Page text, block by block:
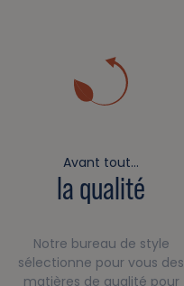
Avant tout…
la qualité
Notre bureau de style
sélectionne pour vous des
matières de qualité pour